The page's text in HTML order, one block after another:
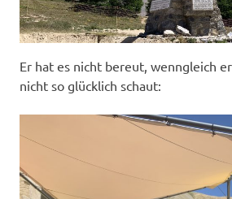
Er hat es nicht bereut, wenngleich
nicht so glücklich schaut: